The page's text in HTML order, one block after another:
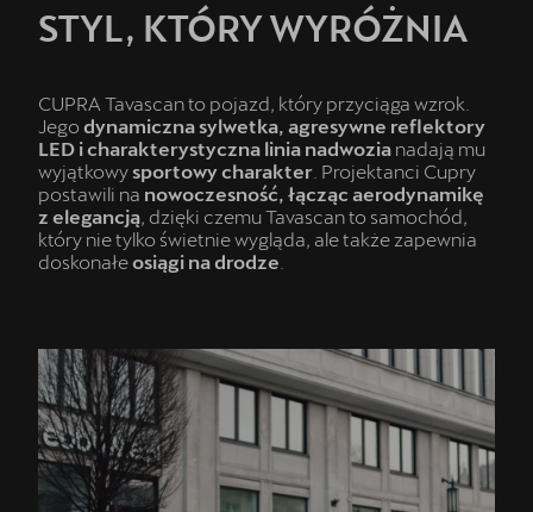
STYL, KTÓRY WYRÓŻNIA
CUPRA Tavascan to pojazd, który przyciąga wzrok.
Jego dynamiczna sylwetka, agresywne reflektory
LED i charakterystyczna linia nadwozia nadają mu
wyjątkowysportowy charakter . Projektanci Cupry
postawili na nowoczesność, łącząc aerodynamikę
z elegancją, dzięki czemu Tavascan to samochód,
który nie tylko świetnie wygląda, ale także zapewnia
doskonałeosiągi na drodze